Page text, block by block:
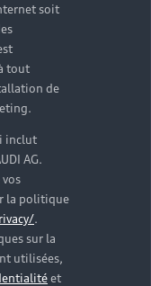
soit
tout
de
inclut
AG.
la politique
.
sur la
utilisées,
et